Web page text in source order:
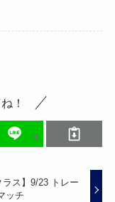
！
ラス】9/23 トレー
ッチ